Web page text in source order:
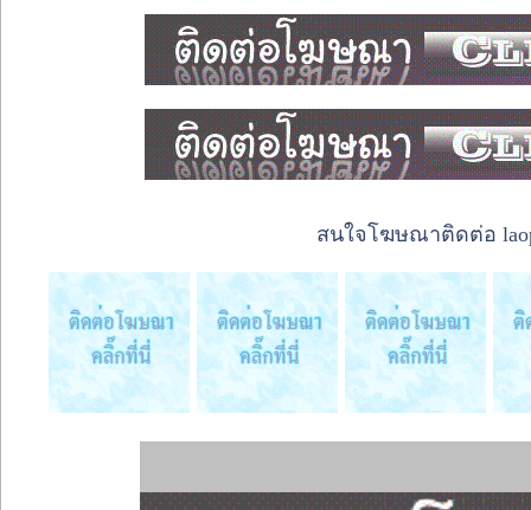
สนใจโฆษณาติดต่อ